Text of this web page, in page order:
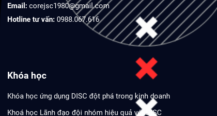
Email: corejsc1980@gmail.com
Hotline tư vấn: 0988.067.616
Khóa học
Khóa học ứng dụng DISC đột phá trong kinh doanh
Khoá học Lãnh đạo đội nhóm hiệu quả với DISC